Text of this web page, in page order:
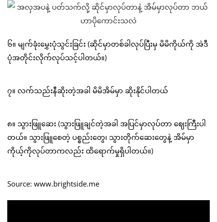
၆။ မျက်ခုံးမွှေးပုံသွင်းခြင်း (ဆိုင်မှာတစ်ခါလုပ်ပြီးမှ မိမိကိုယ်ကို အဲဒီ
ပုံအတိုင်းလိုက်လုပ်သင့်ပါတယ်။)
၇။ လက်သည်းနီဆိုးတဲ့အခါ မိမိအိမ်မှာ ဆိုးနိုင်ပါတယ်
၈။ သွားဖြူဆေး (သွားဖြူချင်တဲ့အခါ အပြင်မှာလုပ်တာ ဈေးကြီးပါ
တယ်။ သွားဖြူစေတဲ့ ပစ္စည်းတွေ၊ သွားတိုက်ဆေးတွေနဲ့ အိမ်မှာ
ကိုယ့်ကိုလုပ်တာကလည်း ထိရောက်မှုရှိပါတယ်။)
Source: www.brightside.me